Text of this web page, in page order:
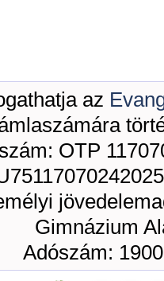
az
OTP
Gimnázium
Adószám: